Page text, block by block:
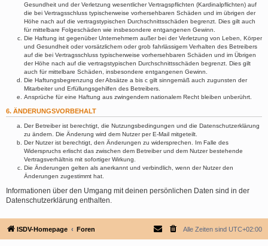
Gesundheit und der Verletzung wesentlicher Vertragspflichten (Kardinalpflichten) auf
die bei Vertragsschluss typischerweise vorhersehbaren Schäden und im übrigen der
Höhe nach auf die vertragstypischen Durchschnittsschäden begrenzt. Dies gilt auch
für mittelbare Folgeschäden wie insbesondere entgangenen Gewinn.
Die Haftung ist gegenüber Unternehmern außer bei der Verletzung von Leben, Körper
und Gesundheit oder vorsätzlichem oder grob fahrlässigem Verhalten des Betreibers
auf die bei Vertragsschluss typischerweise vorhersehbaren Schäden und im Übrigen
der Höhe nach auf die vertragstypischen Durchschnittsschäden begrenzt. Dies gilt
auch für mittelbare Schäden, insbesondere entgangenen Gewinn.
Die Haftungsbegrenzung der Absätze a bis c gilt sinngemäß auch zugunsten der
Mitarbeiter und Erfüllungsgehilfen des Betreibers.
Ansprüche für eine Haftung aus zwingendem nationalem Recht bleiben unberührt.
6. ÄNDERUNGSVORBEHALT
Der Betreiber ist berechtigt, die Nutzungsbedingungen und die Datenschutzerklärung
zu ändern. Die Änderung wird dem Nutzer per E-Mail mitgeteilt.
Der Nutzer ist berechtigt, den Änderungen zu widersprechen. Im Falle des
Widerspruchs erlischt das zwischen dem Betreiber und dem Nutzer bestehende
Vertragsverhältnis mit sofortiger Wirkung.
Die Änderungen gelten als anerkannt und verbindlich, wenn der Nutzer den
Änderungen zugestimmt hat.
Informationen über den Umgang mit deinen persönlichen Daten sind in der
Datenschutzerklärung enthalten.
ISDV-Homepage Foren Alle Zeiten sind UTC+02:00